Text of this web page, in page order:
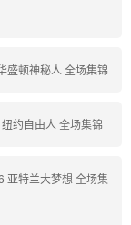
盛顿神秘人 全场集锦
约自由人 全场集锦
亚特兰大梦想 全场集